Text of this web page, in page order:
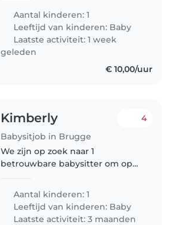
Brugge. Ik heb activiteiten
gepland op maandag en
donderdagavond en zoek dus
naar een vaste oppas..
Aantal kinderen: 1
Leeftijd van kinderen: Baby
Laatste activiteit: 1 week
geleden
€ 10,00/uur
Kimberly
Babysitjob in Brugge
4
We zijn op zoek naar 1
betrouwbare babysitter om op
te passen. Onze kleine Romain is
rustigen vrolijk. Hij is geboren op
. We hopen iemand te vinden..
Aantal kinderen: 1
Leeftijd van kinderen: Baby
Laatste activiteit: 3 maanden